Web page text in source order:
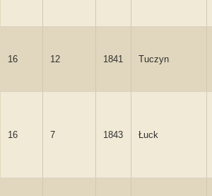
16 12 1841 Tuczyn
16 7 1843 Łuck